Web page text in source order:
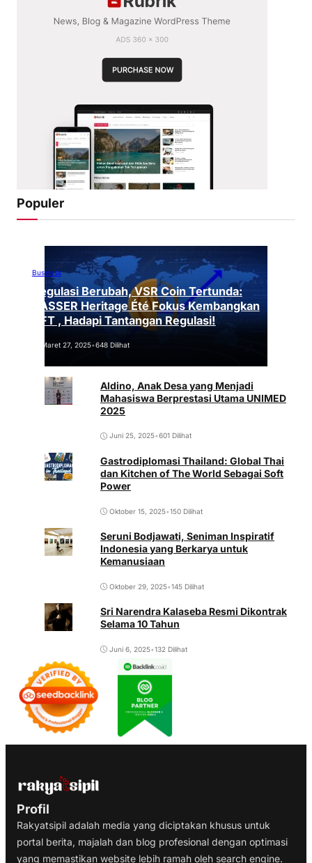
Populer
Business
Regulasi Berubah, VSR Coin Tertunda:
VASSER Heritage Été Fokus Kembangkan
NFT , Hadapi Tantangan Regulasi!
Maret 27, 2025•648 Dilihat
Aldino, Anak Desa yang Menjadi
Mahasiswa Berprestasi Utama UNIMED
2025
Juni 25, 2025•601 Dilihat
Gastrodiplomasi Thailand: Global Thai
dan Kitchen of The World Sebagai Soft
Power
Oktober 15, 2025•150 Dilihat
Seruni Bodjawati, Seniman Inspiratif
Indonesia yang Berkarya untuk
Kemanusiaan
Oktober 29, 2025•145 Dilihat
Sri Narendra Kalaseba Resmi Dikontrak
Selama 10 Tahun
Juni 6, 2025•132 Dilihat
Profil
Rakyatsipil adalah media yang diciptakan khusus untuk
portal berita, majalah dan blog profesional dengan optimasi
yang memastikan website lebih ramah oleh search engine.